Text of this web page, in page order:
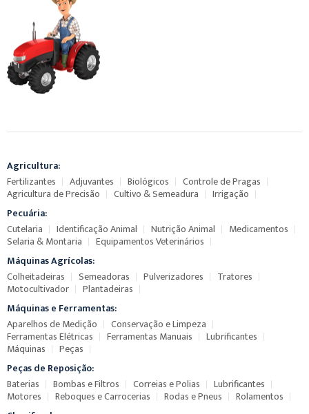
Agricultura:
Fertilizantes
Adjuvantes Biológicos Controle de Pragas
Agricultura de Precisão Cultivo & Semeadura
Irrigação
Pecuária:
Cutelaria
Identificação Animal Nutrição Animal Medicamentos
Selaria & Montaria
Equipamentos Veterinários
Máquinas Agrícolas:
Colheitadeiras
Semeadoras Pulverizadores Tratores
Motocultivador
Plantadeiras
Máquinas e Ferramentas:
Aparelhos de Medição
Conservação e Limpeza
Ferramentas Elétricas Ferramentas Manuais Lubrificantes
Máquinas
Peças
Peças de Reposição:
Baterias
Bombas e Filtros Correias e Polias Lubrificantes
Motores Reboques e Carrocerias Rodas e Pneus
Rolamentos